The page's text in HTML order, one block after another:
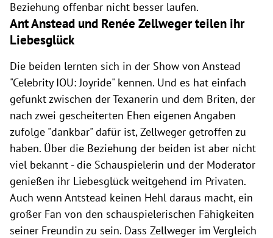
Beziehung offenbar nicht besser laufen.
Ant Anstead und Renée Zellweger teilen ihr
Liebesglück
Die beiden lernten sich in der Show von Anstead
"Celebrity IOU: Joyride" kennen. Und es hat einfach
gefunkt zwischen der Texanerin und dem Briten, der
nach zwei gescheiterten Ehen eigenen Angaben
zufolge "dankbar" dafür ist, Zellweger getroffen zu
haben. Über die Beziehung der beiden ist aber nicht
viel bekannt - die Schauspielerin und der Moderator
genießen ihr Liebesglück weitgehend im Privaten.
Auch wenn Antstead keinen Hehl daraus macht, ein
großer Fan von den schauspielerischen Fähigkeiten
seiner Freundin zu sein. Dass Zellweger im Vergleich